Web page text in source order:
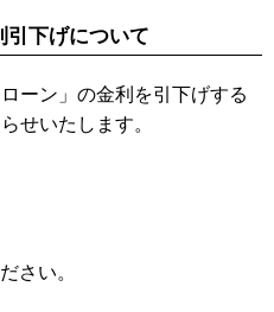
引下げについて
ーン」の金利を引下げする
せいたします。
さい。